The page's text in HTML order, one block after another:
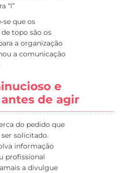
“l”
se que os
topo são os
a organização
a comunicação
e
de agir
do pedido que
ser solicitado.
informação
profissional
a divulgue